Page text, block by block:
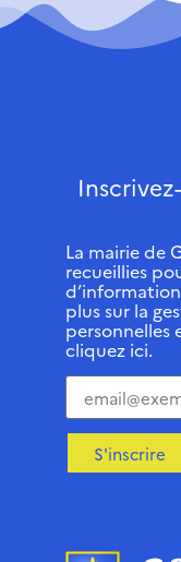
La mairie de
recueillies
plus sur la
personnelles
cliquez ici.
S'inscrire